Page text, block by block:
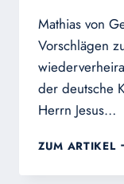
Mathias von
Vorschlägen
der deutsche
Herrn Jesus…
ZUM ARTIKEL